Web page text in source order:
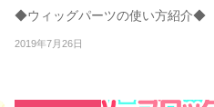
◆ウィッグパーツの使い方紹介◆
2019年7月26日